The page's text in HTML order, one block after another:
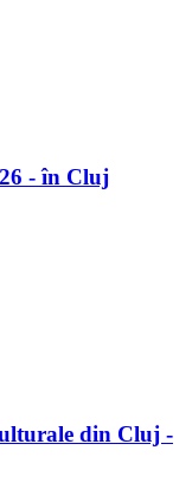
- în Cluj
din Cluj -